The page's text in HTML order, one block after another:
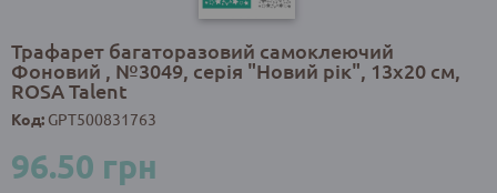
Трафарет багаторазовий самоклеючий
Фоновий , №3049, серія "Новий рік", 13х20 см,
ROSA Talent
Код: GPT500831763
96.50 грн